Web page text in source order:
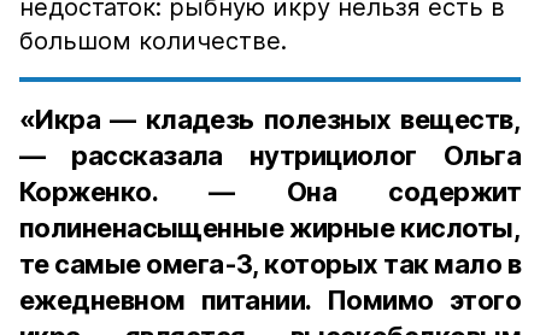
недостаток: рыбную икру нельзя есть в
большом количестве.
«Икра — кладезь полезных веществ,
— рассказала нутрициолог Ольга
Корженко. — Она содержит
полиненасыщенные жирные кислоты,
те самые омега-3, которых так мало в
ежедневном питании. Помимо этого